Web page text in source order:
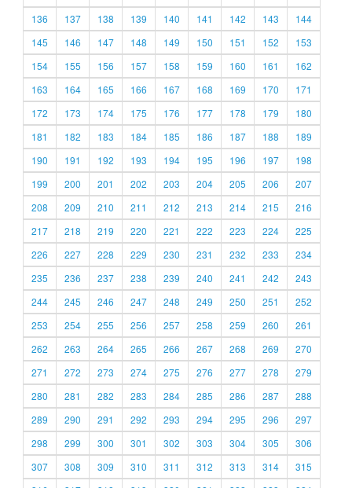
136
137 138 139 140 141 142 143
144
145
146 147 148 149 150 151 152
153
154
155 156 157 158 159 160 161
162
163
164 165 166 167 168 169 170
171
172
173 174 175 176 177 178 179
180
181
182 183 184 185 186 187 188
189
190
191 192 193 194 195 196 197
198
199
200 201 202 203 204 205 206
207
208
209 210 211 212 213 214 215
216
217
218 219 220 221 222 223 224
225
226
227 228 229 230 231 232 233
234
235
236 237 238 239 240 241 242
243
244
245 246 247 248 249 250 251
252
253
254 255 256 257 258 259 260
261
262
263 264 265 266 267 268 269
270
271
272 273 274 275 276 277 278
279
280
281 282 283 284 285 286 287
288
289
290 291 292 293 294 295 296
297
298
299 300 301 302 303 304 305
306
307
308 309 310 311 312 313 314
315